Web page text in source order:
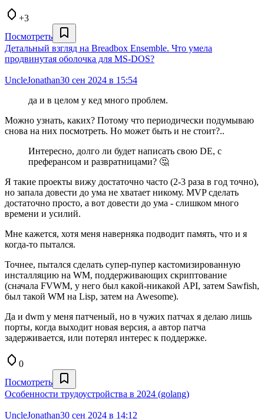
+3
Посмотреть
Детальный взгляд на Breadbox Ensemble. Что умела
продвинутая оболочка для MS-DOS?
UncleJonathan30 сен 2024 в 15:54
да и в целом у кед много проблем.
Можно узнать, каких? Потому что периодически подумываю
снова на них посмотреть. Но может быть и не стоит?..
Интересно, долго ли будет написать свою DE, с
преферансом и развратницами? 🤔
Я такие проекты вижу достаточно часто (2-3 раза в год точно),
но запала довести до ума не хватает никому. MVP сделать
достаточно просто, а вот довести до ума - слишком много
времени и усилий.
Мне кажется, хотя меня наверняка подводит память, что и я
когда-то пытался.
Точнее, пытался сделать супер-пупер кастомизированную
инсталляцию на WM, поддерживающих скриптование
(сначала FVWM, у него был какой-никакой API, затем Sawfish,
был такой WM на Lisp, затем на Awesome).
Да и dwm у меня патченый, но в чужих патчах я делаю лишь
порты, когда выходит новая версия, а автор патча
задерживается, или потерял интерес к поддержке.
0
Посмотреть
Особенности трудоустройства в 2024 (golang)
UncleJonathan30 сен 2024 в 14:12